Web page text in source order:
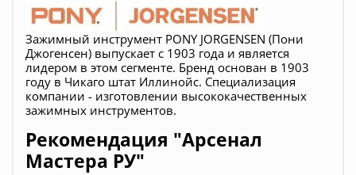
Зажимный инструмент PONY JORGENSEN (Пони
Джогенсен) выпускает с 1903 года и является
лидером в этом сегменте. Бренд основан в 1903
году в Чикаго штат Иллинойс. Специализация
компании - изготовлении высококачественных
зажимных инструментов.
Рекомендация "Арсенал
Мастера РУ"